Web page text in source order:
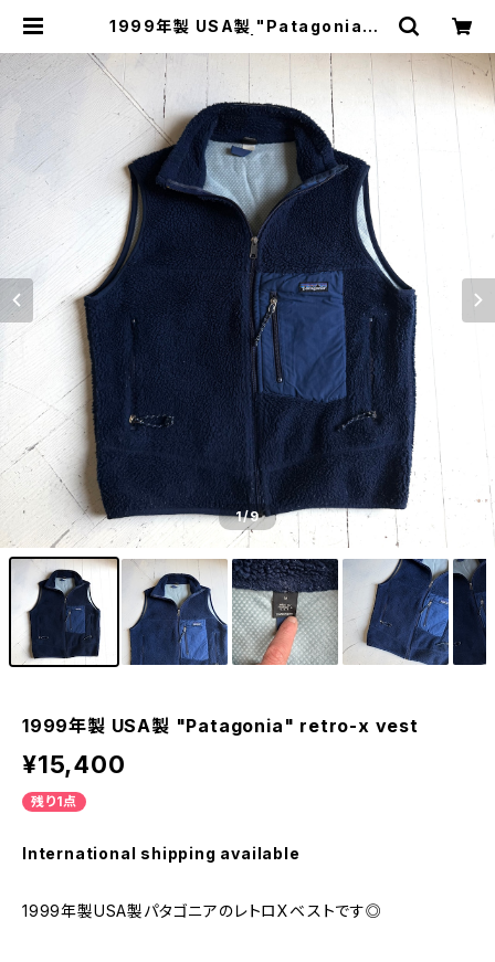
1999年製 USA製 "Patagonia" r
1/9
1999年製 USA製 "Patagonia" retro-x vest
¥15,400
残り1点
International shipping available
1999年製USA製パタゴニアのレトロXベストです◎